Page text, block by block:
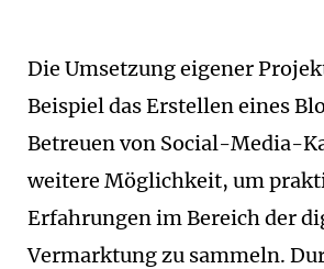
Die Umsetzung eigener
Beispiel das Erstellen eines
Betreuen von Social-Media-
weitere Möglichkeit, um
Erfahrungen im Bereich der
Vermarktung zu sammeln.